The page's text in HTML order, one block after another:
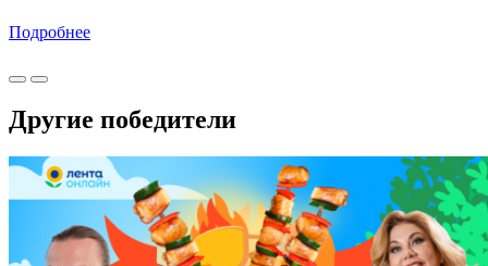
Подробнее
Другие победители